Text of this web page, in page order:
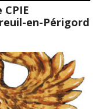
en-Périgord